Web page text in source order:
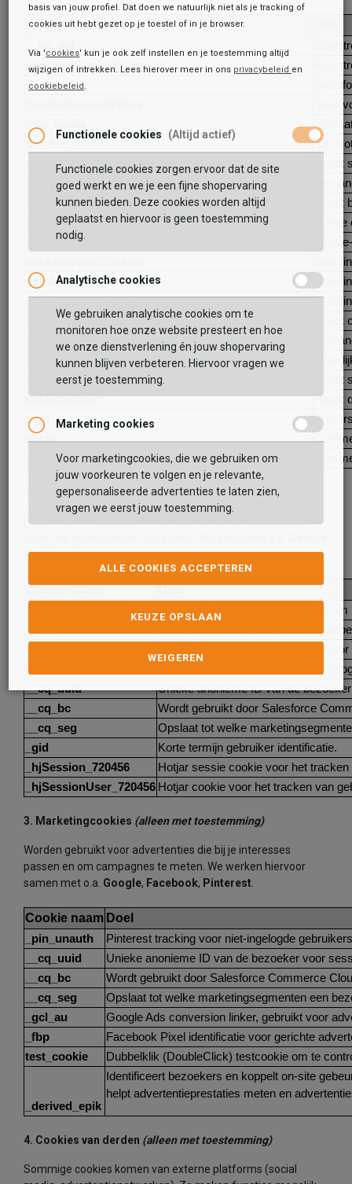
Cookie naam
acceptedCookiePolicy_v2
BrowserId
Slaat
dw_dnt
"Do
dwanonymous_1af36bdb500fab78466ed6ba9f089859
dwsid
LoginPromoteModalShown
LSKey-c$CookieConsentPolicy
useMarketingCookies
useFunctionalCookies
X-Salesforce-CHAT
dwac_57e8905400ffc6e686f4baa033
snLastSubmit
Houdt
uuid
cqcid
2. Analytische cookies(alleen met toestemming)
Helpen ons te begrijpen hoe bezoekers de site gebruiken,
Analytics 4.
Cookie naam
Doel
Google Analytics hoofd-ID cookie
_ga_J51Z9LGEEM
Google Analytics (GA4) sessie-/
Google Analytics (GA4) tracking
Interne analyse-/diagnosecookie
__cq_uuid
Unieke anonieme ID van de
__cq_bc
Wordt gebruikt door Salesforce
__cq_seg
Opslaat tot welke
_gid
Korte termijn gebruiker identificatie.
_hjSession_720456
Hotjar sessie cookie voor het
_hjSessionUser_720456 Hotjar cookie voor het tracken van
3. Marketingcookies (alleen met toestemming)
Worden gebruikt voor advertenties die bij je interesses
passen en om campagnes te meten. We werken hiervoor
samen met o.a. Google, Facebook, Pinterest
Cookie naam Doel
_pin_unauth
Pinterest tracking voor niet-ingelogde
__cq_uuid
Unieke anonieme ID van de bezoeker voor
__cq_bc
Wordt gebruikt door Salesforce Commerce
__cq_seg
Opslaat tot welke marketingsegmenten een
_gcl_au
Google Ads conversion linker, gebruikt voor
_fbp
Facebook Pixel identificatie voor gerichte
test_cookie
Dubbelklik (DoubleClick) testcookie om te
_derived_epik
Identificeert bezoekers en koppelt on-site
helpt advertentieprestaties meten en
4. Cookies van derden (alleen met toestemming)
Sommige cookies komen van externe platforms (social
basis van jouw profiel. Dat doen we natuurlijk niet als je tracking of
cookies uit hebt gezet op je toestel of in je browser.
Via 'cookies' kun je ook zelf instellen en je toestemming altijd
wijzigen of intrekken. Lees hierover meer in ons privacybeleid en
cookiebeleid .
Functionele cookies (Altijd actief)
Functionele cookies zorgen ervoor dat de site
goed werkt en we je een fijne shopervaring
kunnen bieden. Deze cookies worden altijd
geplaatst en hiervoor is geen toestemming
nodig.
Analytische cookies
We gebruiken analytische cookies om te
monitoren hoe onze website presteert en hoe
we onze dienstverlening én jouw shopervaring
kunnen blijven verbeteren. Hiervoor vragen we
eerst je toestemming.
Marketing cookies
Voor marketingcookies, die we gebruiken om
jouw voorkeuren te volgen en je relevante,
gepersonaliseerde advertenties te laten zien,
vragen we eerst jouw toestemming.
ALLE COOKIES ACCEPTEREN
KEUZE OPSLAAN
WEIGEREN